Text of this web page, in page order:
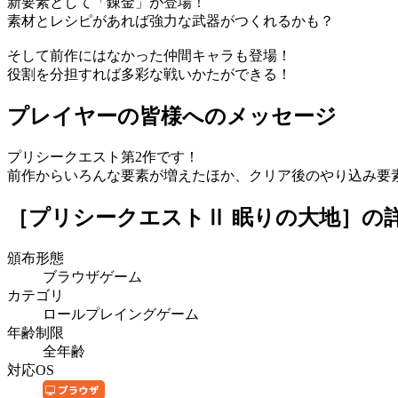
素材とレシピがあれば強力な武器がつくれるかも？
そして前作にはなかった仲間キャラも登場！
役割を分担すれば多彩な戦いかたができる！
プレイヤーの皆様へのメッセージ
プリシークエスト第2作です！
前作からいろんな要素が増えたほか、クリア後のやり込み要
［プリシークエストⅡ 眠りの大地］ の
頒布形態
ブラウザゲーム
カテゴリ
ロールプレイングゲーム
年齢制限
全年齢
対応OS